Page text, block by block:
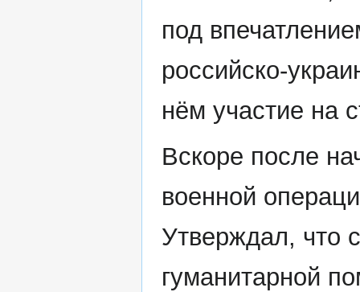
под
российско-
нём участие на
Вскоре после
военной
Утверждал, что
гуманитарной